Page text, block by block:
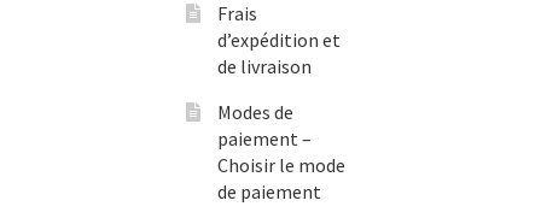
Frais
d’expédition et
de livraison
Modes de
paiement –
Choisir le mode
de paiement